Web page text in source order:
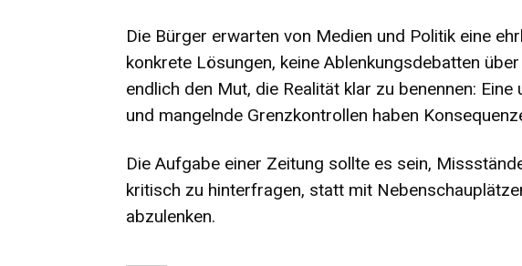
Die Bürger erwarten von Medien und Politik eine
konkrete Lösungen, keine Ablenkungsdebatten
endlich den Mut, die Realität klar zu benennen:
und mangelnde Grenzkontrollen haben
Die Aufgabe einer Zeitung sollte es sein,
kritisch zu hinterfragen, statt mit
abzulenken.